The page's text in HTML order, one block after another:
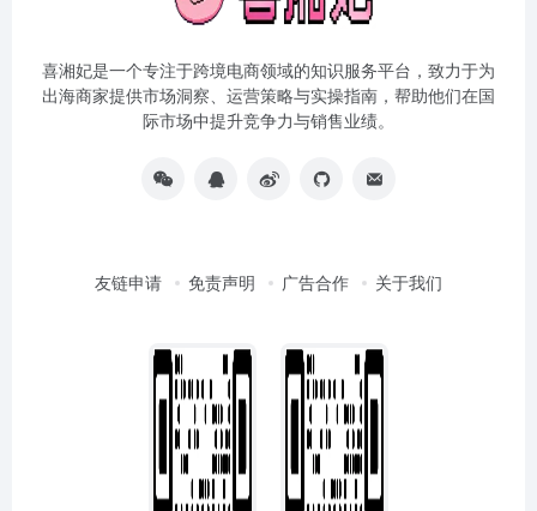
喜湘妃是一个专注于跨境电商领域的知识服务平台，致力于为
出海商家提供市场洞察、运营策略与实操指南，帮助他们在国
际市场中提升竞争力与销售业绩。
友链申请 免责声明 广告合作 关于我们